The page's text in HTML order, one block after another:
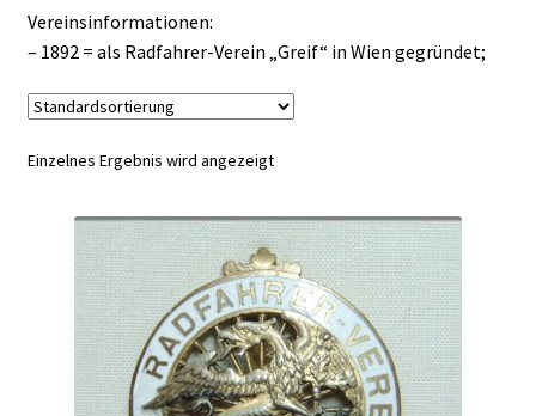
Vereinsinformationen:
– 1892 = als Radfahrer-Verein „Greif“ in Wien gegründet;
Einzelnes Ergebnis wird angezeigt